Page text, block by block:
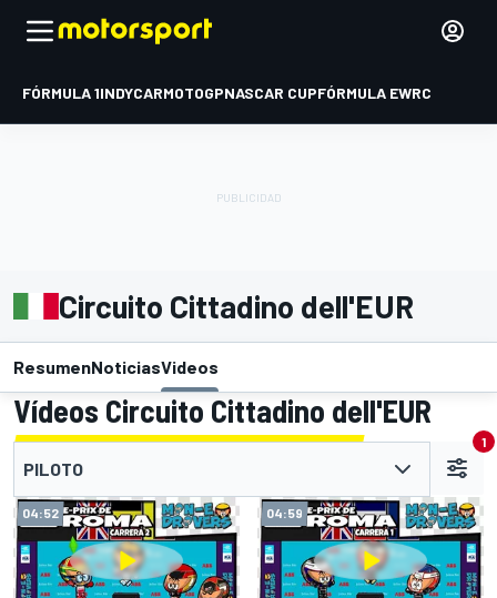
FÓRMULA 1INDYCARMOTOGPNASCAR CUPFÓRMULA EWRC
Circuito Cittadino dell'EUR
ResumenNoticiasVideos
Vídeos Circuito Cittadino dell'EUR
PILOTO
1
04:52 04:59